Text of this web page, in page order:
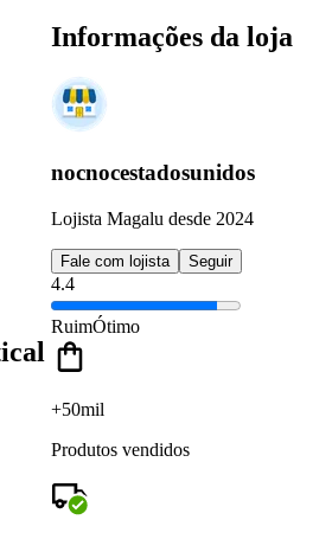
Informações da loja
nocnocestadosunidos
Lojista Magalu desde 2024
Fale com lojista Seguir
4.4
RuimÓtimo
+50mil
Produtos vendidos